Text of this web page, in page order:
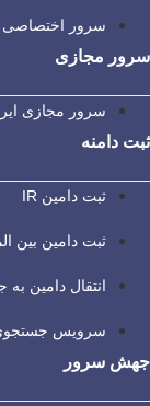
سرور اختصاصی
سرور مجازی
سرور مجازی
ثبت دامنه
ثبت دامین IR
ثبت دامین بین
انتقال دامین
سرویس جستجوی
جهش سرور